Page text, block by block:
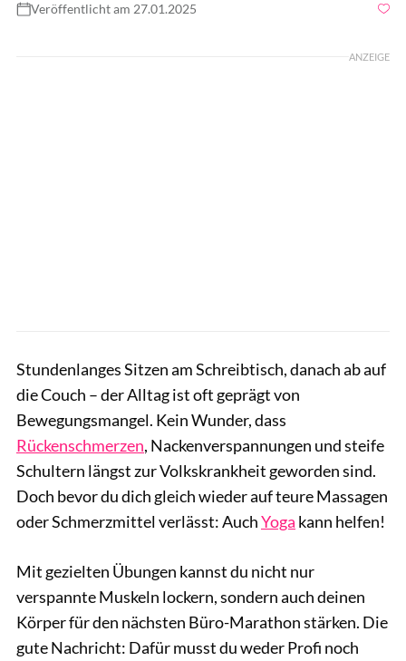
Veröffentlicht am 27.01.2025
ANZEIGE
Stundenlanges Sitzen am Schreibtisch, danach ab auf
die Couch – der Alltag ist oft geprägt von
Bewegungsmangel. Kein Wunder, dass
Rückenschmerzen, Nackenverspannungen und steife
Schultern längst zur Volkskrankheit geworden sind.
Doch bevor du dich gleich wieder auf teure Massagen
oder Schmerzmittel verlässt: AuchYoga kann helfen!
Mit gezielten Übungen kannst du nicht nur
verspannte Muskeln lockern, sondern auch deinen
Körper für den nächsten Büro-Marathon stärken. Die
gute Nachricht: Dafür musst du weder Profi noch